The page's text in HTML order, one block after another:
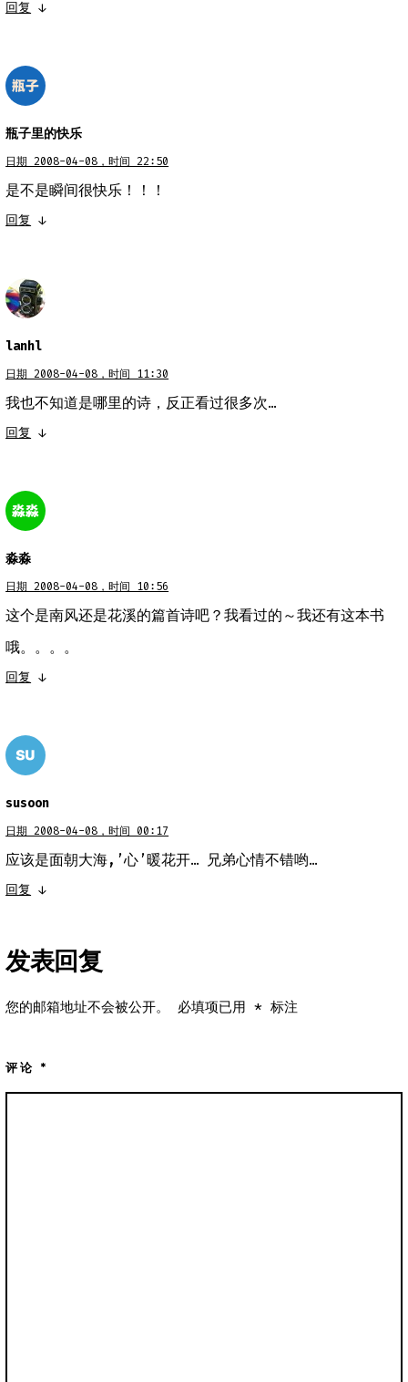
回复 ↓
瓶子里的快乐
日期 2008-04-08，时间 22:50
是不是瞬间很快乐！！！
回复 ↓
lanhl
日期 2008-04-08，时间 11:30
我也不知道是哪里的诗，反正看过很多次…
回复 ↓
淼淼
日期 2008-04-08，时间 10:56
这个是南风还是花溪的篇首诗吧？我看过的～我还有这本书
哦。。。。
回复 ↓
susoon
日期 2008-04-08，时间 00:17
应该是面朝大海,’心’暖花开… 兄弟心情不错哟…
回复 ↓
发表回复
您的邮箱地址不会被公开。 必填项已用* 标注
评论*